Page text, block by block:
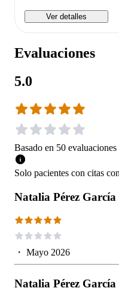
Ver detalles
Evaluaciones
5.0
Basado en 50 evaluaciones
Solo pacientes con citas
Natalia Pérez García
・ Mayo 2026
Natalia Pérez García